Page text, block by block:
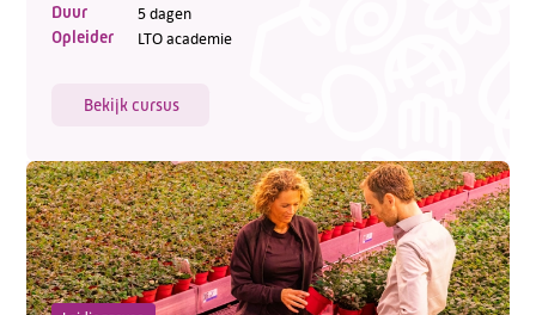
Duur 5 dagen
Opleider LTO academie
Bekijk cursus